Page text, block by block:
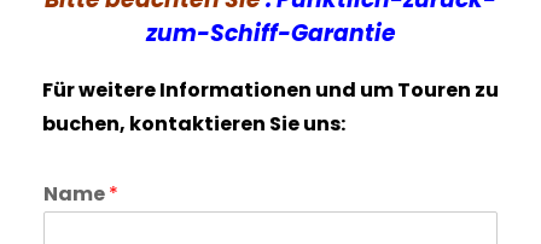
zum-Schiff-Garantie
Für weitere Informationen und um Touren zu
buchen, kontaktieren Sie uns:
Name*